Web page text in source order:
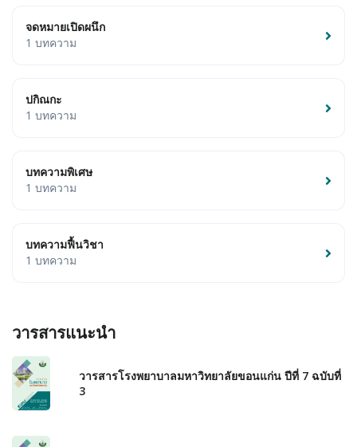
จดหมายเปิดผนึก
1 บทความ
ปกิณกะ
1 บทความ
บทความพิเศษ
1 บทความ
บทความฟื้นวิชา
1 บทความ
วารสารแนะนำ
วารสารโรงพยาบาลมหาวิทยาลัยขอนแก่น ปีที่ 7 ฉบับที่
3